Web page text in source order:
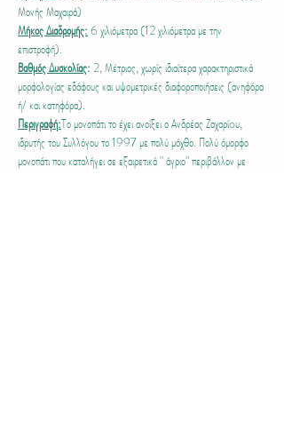
Μονής Μαχαιρά)
Μήκος Διαδρομής: 6 χιλιόμετρα (12 χιλιόμετρα με την
επιστροφή).
Βαθμός Δυσκολίας: 2, Μέτριος, χωρίς ιδιαίτερα χαρακτηριστικά
μορφολογίας εδάφους και υψομετρικές διαφοροποιήσεις (ανηφόρα
ή/ και κατηφόρα).
Περιγραφή:Το μονοπάτι το έχει ανοίξει ο Ανδρέας Ζαχαρίoυ,
ιδρυτής του Συλλόγου το 1997 με πολύ μόχθο. Πολύ όμορφο
μονοπάτι που καταλήγει σε εξαιρετικά " άγριο" περιβάλλον με